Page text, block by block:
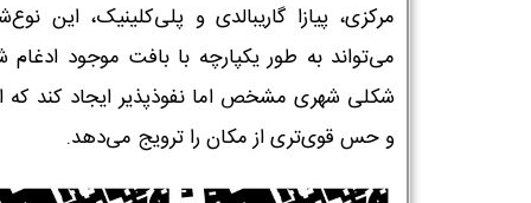
مرکزی، پیازا گاریبالدی و پلی‌کلینیک، این
می‌تواند به طور یکپارچه با بافت موجود ادغام
شکلی شهری مشخص اما نفوذپذیر ایجاد کند که
و حس قوی‌تری از مکان را ترویج می‌دهد.